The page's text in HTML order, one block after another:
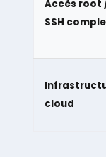
Accès root
SSH
cloud